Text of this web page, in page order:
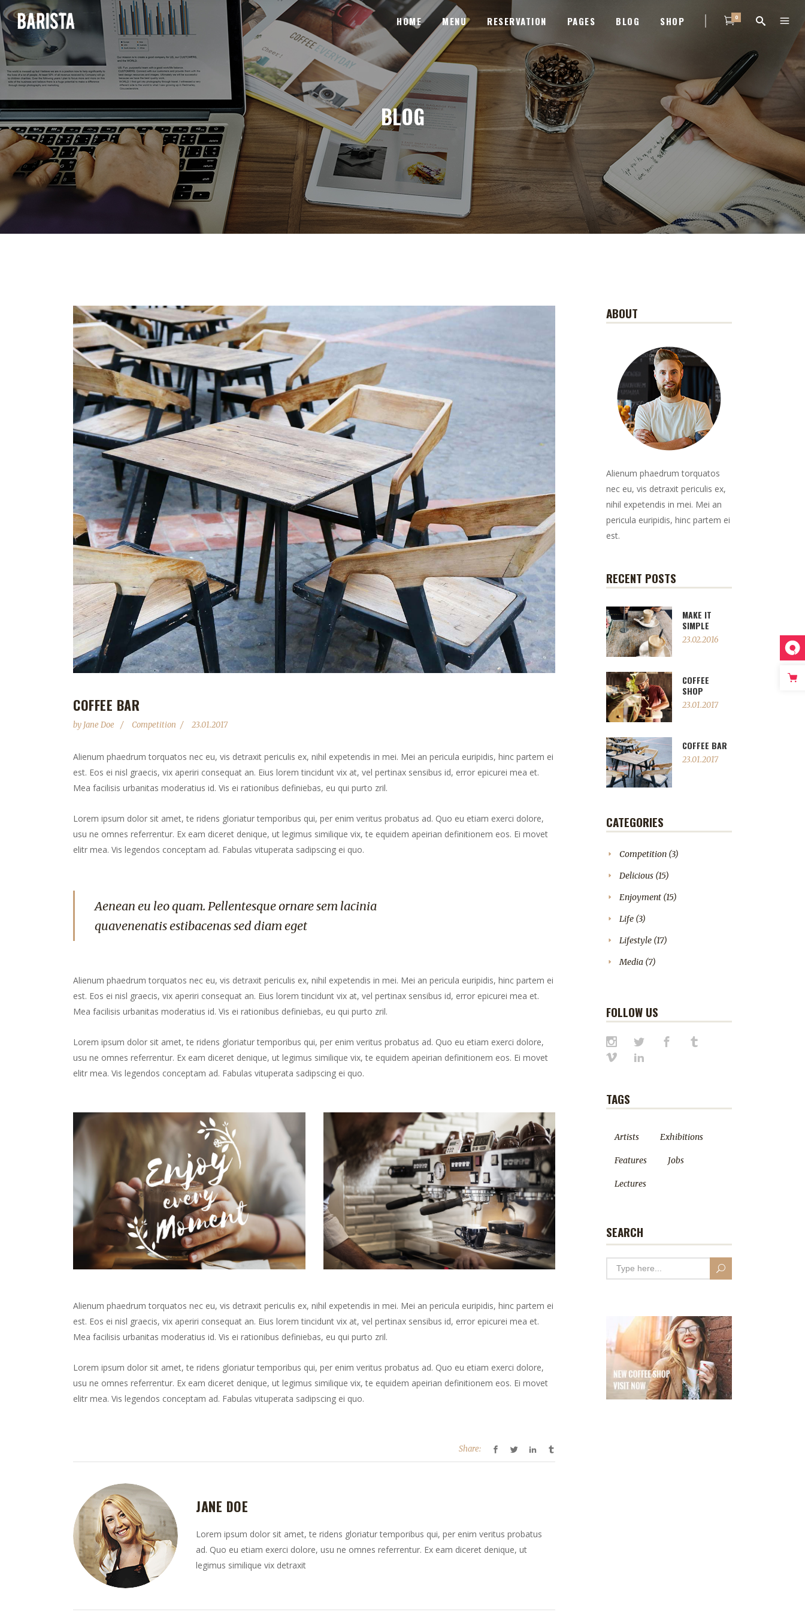
HOME MENU RESERVATION PAGES BLOG SHOP 0
BLOG
COFFEE BAR
by Jane Doe Competition 23.01.2017
Alienum phaedrum torquatos nec eu, vis detraxit periculis ex, nihil expetendis in mei. Mei an pericula euripidis, hinc partem ei
est. Eos ei nisl graecis, vix aperiri consequat an. Eius lorem tincidunt vix at, vel pertinax sensibus id, error epicurei mea et.
Mea facilisis urbanitas moderatius id. Vis ei rationibus definiebas, eu qui purto zril.
Lorem ipsum dolor sit amet, te ridens gloriatur temporibus qui, per enim veritus probatus ad. Quo eu etiam exerci dolore,
usu ne omnes referrentur. Ex eam diceret denique, ut legimus similique vix, te equidem apeirian definitionem eos. Ei movet
elitr mea. Vis legendos conceptam ad. Fabulas vituperata sadipscing ei quo.
Aenean eu leo quam. Pellentesque ornare sem lacinia
quavenenatis estibacenas sed diam eget
Alienum phaedrum torquatos nec eu, vis detraxit periculis ex, nihil expetendis in mei. Mei an pericula euripidis, hinc partem ei
est. Eos ei nisl graecis, vix aperiri consequat an. Eius lorem tincidunt vix at, vel pertinax sensibus id, error epicurei mea et.
Mea facilisis urbanitas moderatius id. Vis ei rationibus definiebas, eu qui purto zril.
Lorem ipsum dolor sit amet, te ridens gloriatur temporibus qui, per enim veritus probatus ad. Quo eu etiam exerci dolore,
usu ne omnes referrentur. Ex eam diceret denique, ut legimus similique vix, te equidem apeirian definitionem eos. Ei movet
elitr mea. Vis legendos conceptam ad. Fabulas vituperata sadipscing ei quo.
Alienum phaedrum torquatos nec eu, vis detraxit periculis ex, nihil expetendis in mei. Mei an pericula euripidis, hinc partem ei
est. Eos ei nisl graecis, vix aperiri consequat an. Eius lorem tincidunt vix at, vel pertinax sensibus id, error epicurei mea et.
Mea facilisis urbanitas moderatius id. Vis ei rationibus definiebas, eu qui purto zril.
Lorem ipsum dolor sit amet, te ridens gloriatur temporibus qui, per enim veritus probatus ad. Quo eu etiam exerci dolore,
usu ne omnes referrentur. Ex eam diceret denique, ut legimus similique vix, te equidem apeirian definitionem eos. Ei movet
elitr mea. Vis legendos conceptam ad. Fabulas vituperata sadipscing ei quo.
Share:
JANE DOE
Lorem ipsum dolor sit amet, te ridens gloriatur temporibus qui, per enim veritus probatus
ad. Quo eu etiam exerci dolore, usu ne omnes referrentur. Ex eam diceret denique, ut
legimus similique vix detraxit
ABOUT
Alienum phaedrum torquatos
nec eu, vis detraxit periculis ex,
nihil expetendis in mei. Mei an
pericula euripidis, hinc partem ei
est.
RECENT POSTS
MAKE IT
SIMPLE
23.02.2016
COFFEE
SHOP
23.01.2017
COFFEE BAR
23.01.2017
CATEGORIES
Competition (3)
Delicious (15)
Enjoyment (15)
Life (3)
Lifestyle (17)
Media (7)
FOLLOW US
TAGS
Artists Exhibitions
Features Jobs
Lectures
SEARCH